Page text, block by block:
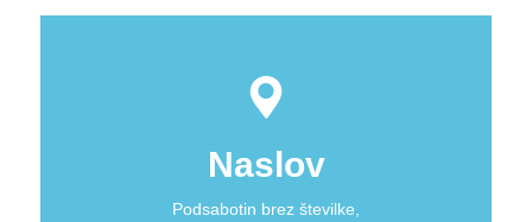
Naslov
Podsabotin brez številke,